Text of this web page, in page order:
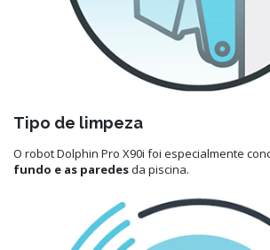
Tipo de limpeza
O robot Dolphin Pro X90i foi especialmente
fundo e as paredesda piscina.